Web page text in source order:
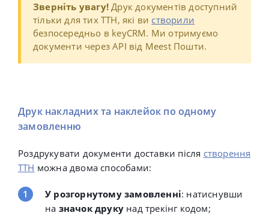
Зверніть увагу! Друк документів доступний
тільки для тих ТТН, які ви створили
безпосередньо в keyCRM. Ми отримуємо
документи через API від Meest Пошти.
Друк накладних та наклейок по одному
замовленню
Роздрукувати документи доставки після створення
ТТН можна двома способами:
У розгорнутому замовленні: натиснувши
на значок друку над трекінг кодом;